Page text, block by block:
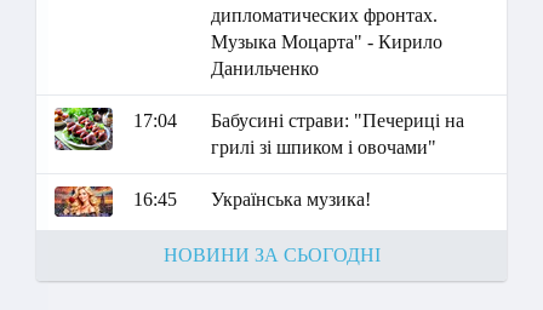
дипломатических фронтах.
Музыка Моцарта" - Кирило
Данильченко
17:04
Бабусині страви: "Печериці на
грилі зі шпиком і овочами"
16:45 Українська музика!
НОВИНИ ЗА СЬОГОДНІ